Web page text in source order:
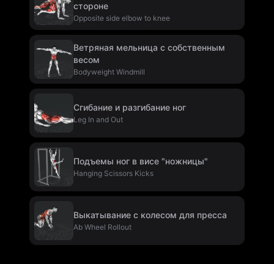
стороне
Opposite side elbow to knee
Ветряная мельница с собственным
весом
Bodyweight Windmill
Сгибание и разгибание ног
Leg In and Out
Подъемы ног в висе "ножницы"
Hanging Scissors Kicks
Выкатывание с колесом для пресса
Ab Wheel Rollout